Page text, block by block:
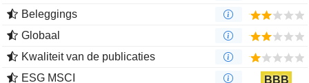
Beleggings
Globaal
Kwaliteit van de publicaties
ESG MSCI
BBB